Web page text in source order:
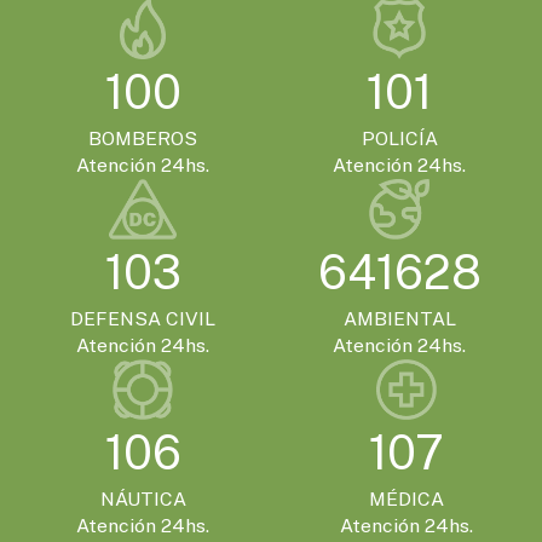
EVENTOS TURISTICOS
LUNES 19 DE OCTUBRE - 10:00HS.
Gualeguaychú se prepara para recibir el
EVENTOS TURISTICOS
VIERNES 13 DE NOVIEMBRE - 14:00HS.
Gualeguaychú confirmó que será la sede
de la Expo Moto 2026
EVENTOS TURISTICOS
SÁBADO 21 DE NOVIEMBRE - 20:00HS.
El Encuentro Batuque celebra su 4ª edición
en Gualeguaychú
100
BOMBEROS
Atención 24hs.
101
POLICÍA
Atención 24hs.
103
DEFENSA CIVIL
Atención 24hs.
641628
AMBIENTAL
Atención 24hs.
106
NÁUTICA
Atención 24hs.
107
MÉDICA
Atención 24hs.